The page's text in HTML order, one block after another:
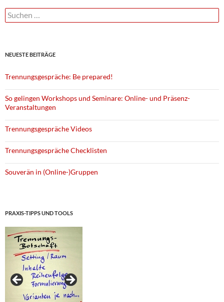
Suchen
nach:
NEUESTE BEITRÄGE
Trennungsgespräche: Be prepared!
So gelingen Workshops und Seminare: Online- und Präsenz-
Veranstaltungen
Trennungsgespräche Videos
Trennungsgespräche Checklisten
Souverän in (Online-)Gruppen
PRAXIS-TIPPS UND TOOLS